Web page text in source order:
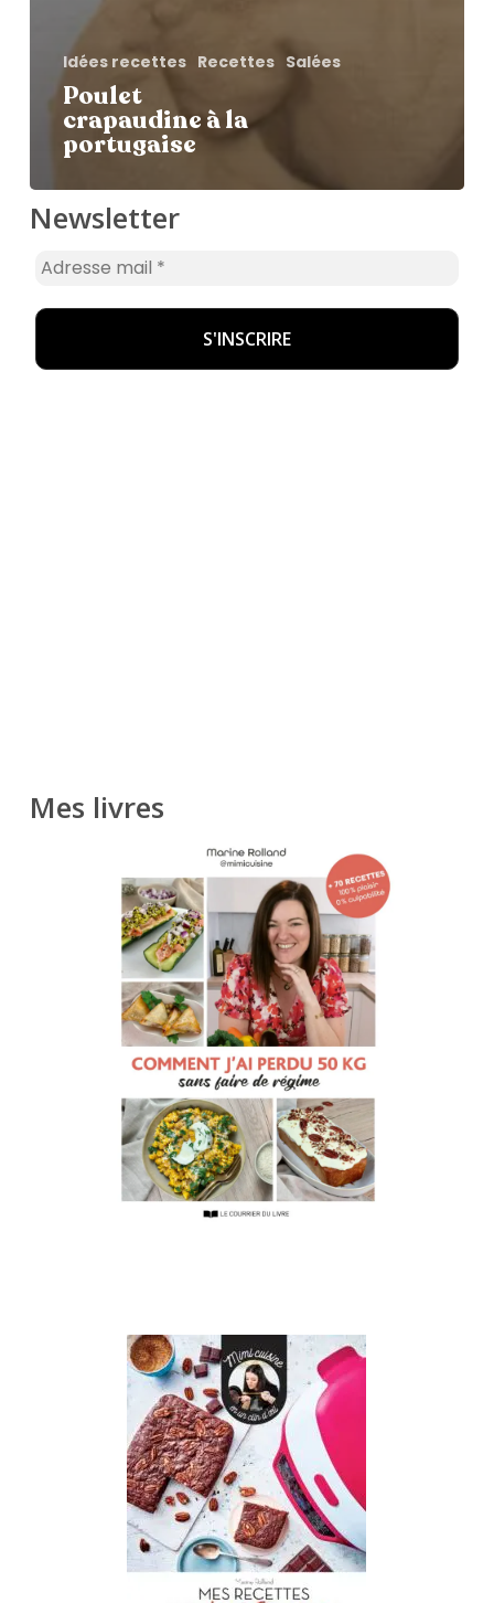
Idées recettes Recettes Salées
Poulet
crapaudine à la
portugaise
Newsletter
Mes livres